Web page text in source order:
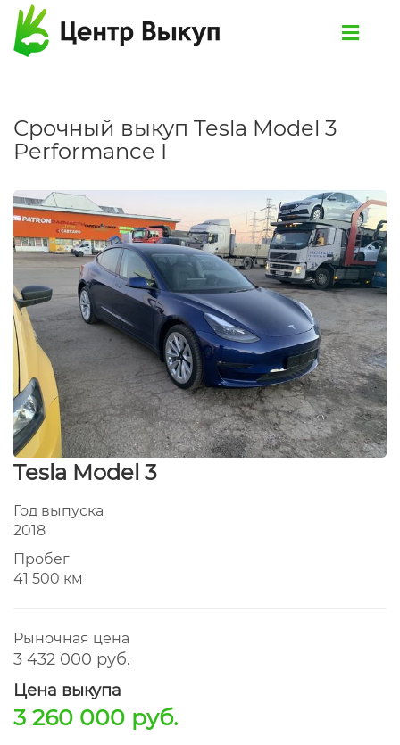
Срочный выкуп Tesla Model 3
Performance I
Tesla Model 3
Год выпуска
2018
Пробег
41 500 км
Рыночная цена
3 432 000 руб.
Цена выкупа
3 260 000 руб.